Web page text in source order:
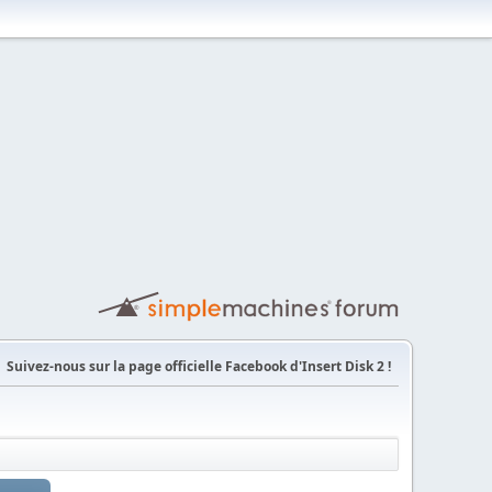
Suivez-nous sur la page officielle Facebook d'Insert Disk 2 !